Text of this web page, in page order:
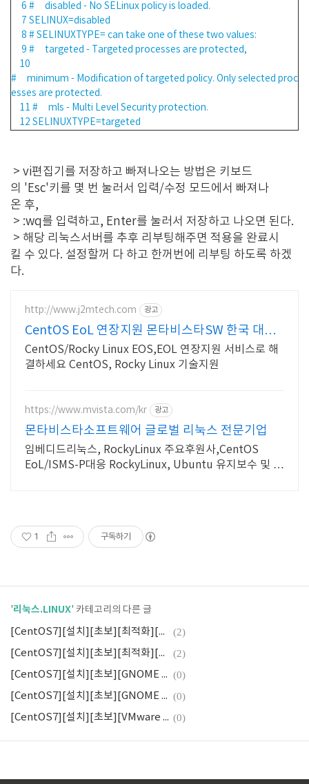
6 # disabled - No SELinux policy is loaded.
7 SELINUX=disabled
8 # SELINUXTYPE= can take one of these two values:
9 # targeted - Targeted processes are protected,
10
# minimum - Modification of targeted policy. Only selected proc
esses are protected.
11 # mls - Multi Level Security protection.
12 SELINUXTYPE=targeted
> vi편집기를 저장하고 빠져나오는 방법은 키보드
의 'Esc'키를 몇 번 눌러서 입력/수정 모드에서 빠져나
온 후,
> :wq를 입력하고, Enter를 눌러서 저장하고 나오면 된다.
> 해당 리눅스서버를 추후 리부팅해주면 적용을 완료시
킬 수 있다. 설정할꺼 다 하고 한꺼번에 리부팅 하도록 하겠
다.
http://www.j2mtech.com 광고
CentOS EoL 연장지원 몬타비스타SW 한국 대리
점
CentOS/Rocky Linux EOS,EOL 연장지원 서비스로 해
결하세요 CentOS, Rocky Linux 기술지원
https://www.mvista.com/kr 광고
몬타비스타소프트웨어 글로벌 리눅스 전문기업
임베디드리눅스, RockyLinux 주요후원사,CentOS
EoL/ISMS-P대응 RockyLinux, Ubuntu 유지보수 및 기
1 구독하기
'리눅스.LINUX' 카테고리의 다른 글
[CentOS7][설치][초보][최적화][네트워크매니저 설정] (2)
[CentOS7][설치][초보][최적화][네트워크설정] (2)
[CentOS7][설치][초보][GNOME Desktop][설치마무리][로그인] (0)
[CentOS7][설치][초보][GNOME Desktop][파티셔닝] (0)
[CentOS7][설치][초보][VMware VM생성][OS 다운로드] (0)